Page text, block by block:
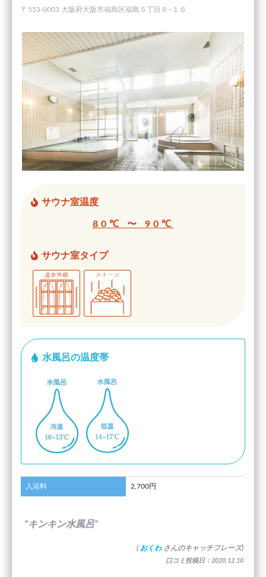
〒553-0003 大阪府大阪市福島区福島５丁目６−１６
サウナ室温度
80℃ 〜 90℃
サウナ室タイプ
水風呂の温度帯
入浴料 2,700円
”キンキン水風呂”
( おくわ さんのキャッチフレーズ)
口コミ投稿日：2020.12.10